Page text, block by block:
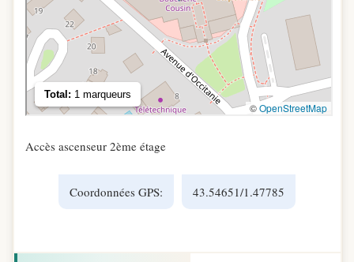
Accès ascenseur 2ème étage
Coordonnées GPS: 43.54651/1.47785